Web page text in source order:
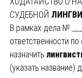
СУДЕБНОЙ
В рамках дела №
ответственности
назначить
(указать название)